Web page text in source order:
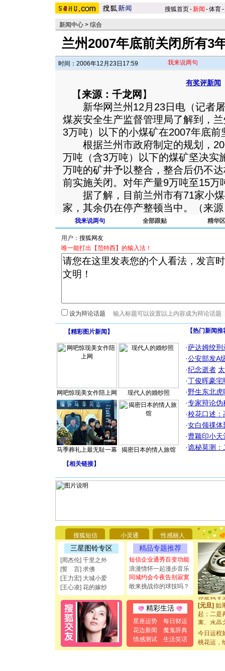
搜狐首页-新闻 -体育-
新闻中心 > 综合
兰州2007年底前关闭所有3
时间：2006年12月23日17:59 我来说两句
有奖评新闻
【来源：千龙网 】
新华网兰州12月23日电（记者屠
煤炭安全生产监督管理局了解到，
3万吨）以下的小煤矿在2007年底前
根据兰州市政府制定的规划，
万吨（含3万吨）以下的煤矿坚决实
万吨的矿井予以整合，整合后仍不
前实施关闭。 对年产量9万吨至15万
据了解，目前兰州市有71家小煤
家，其余仍在停产整顿当中。（来
我来说两句 全部跟贴 精华区
用户：
唯一能打出【范特西】的输入法！
设为辩论话题
【精彩图片新闻 】
网吧惊现美女作陪上网 现代人的婚纱照
马季葬礼上最无耻一幕 揭密日本的情人旅馆
【热门新闻
·萨达姆绞刑
·公安部发A
·纪念逝者
·丁俊晖豪
·野生东北
·专家辩论伪
·校花口述：
·女白领祼体
·曹颖印小天
·诡秘莫测：
【相关链接】
搜狐短信 小灵通 性感丽人
三星图铃专区
[周杰伦] 千里之外
[誓 言] 求佛
[王力宏] 大城小爱
[王心凌] 花的嫁纱
精品专题推荐
短信企业通秀百变功能
浪漫情怀一起漫步音乐
同城约会今夜告别寂寞
敢来挑战你的球技吗？
精彩生活
星座运势
每日财运
花边新闻
魔鬼辞典
情感测试
生活笑话
要平安！
[圣诞节]
能正大光
都要快乐
[圣诞节]
如意,快
[元旦]看
断电。爱
你是我专
[元旦] 如
起；二是
离。水晶
泣，这
卖了。水
今日运程
桃花运，